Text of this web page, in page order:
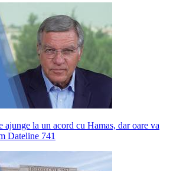
ajunge la un acord cu Hamas, dar oare va
Dateline 741